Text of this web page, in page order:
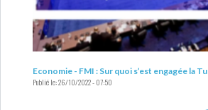
Economie - FMI : Sur quoi s’est engagée la
Publié le:26/10/2022 - 07:50